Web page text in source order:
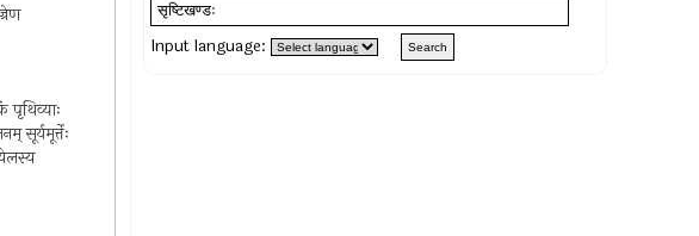
पृथिव्याः
सूर्यमूर्त्तेः
Input language: